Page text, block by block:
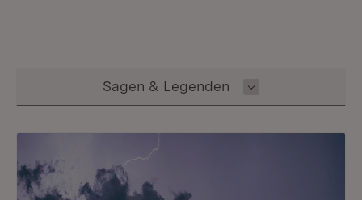
Inhalt auswählen
Sagen & Legenden